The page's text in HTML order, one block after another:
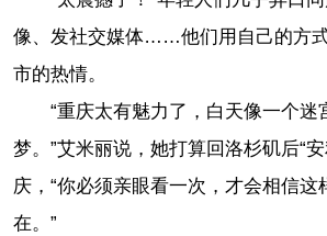
像、发社交媒体……他们用自己的方
市的热情。
“重庆太有魅力了，白天像一个迷
梦。”艾米丽说，她打算回洛杉矶后“
庆，“你必须亲眼看一次，才会相信这
在。”